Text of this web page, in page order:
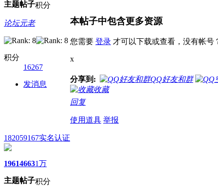
主题帖子积分
论坛元老
积分
16267
发消息
本帖子中包含更多资源
您需要 登录 才可以下载或查看，没有帐号
x
分享到:
QQ好友和群
收藏
回复
使用道具 举报
182059167实名认证
1961
主题
4663
帖子
1万
积分